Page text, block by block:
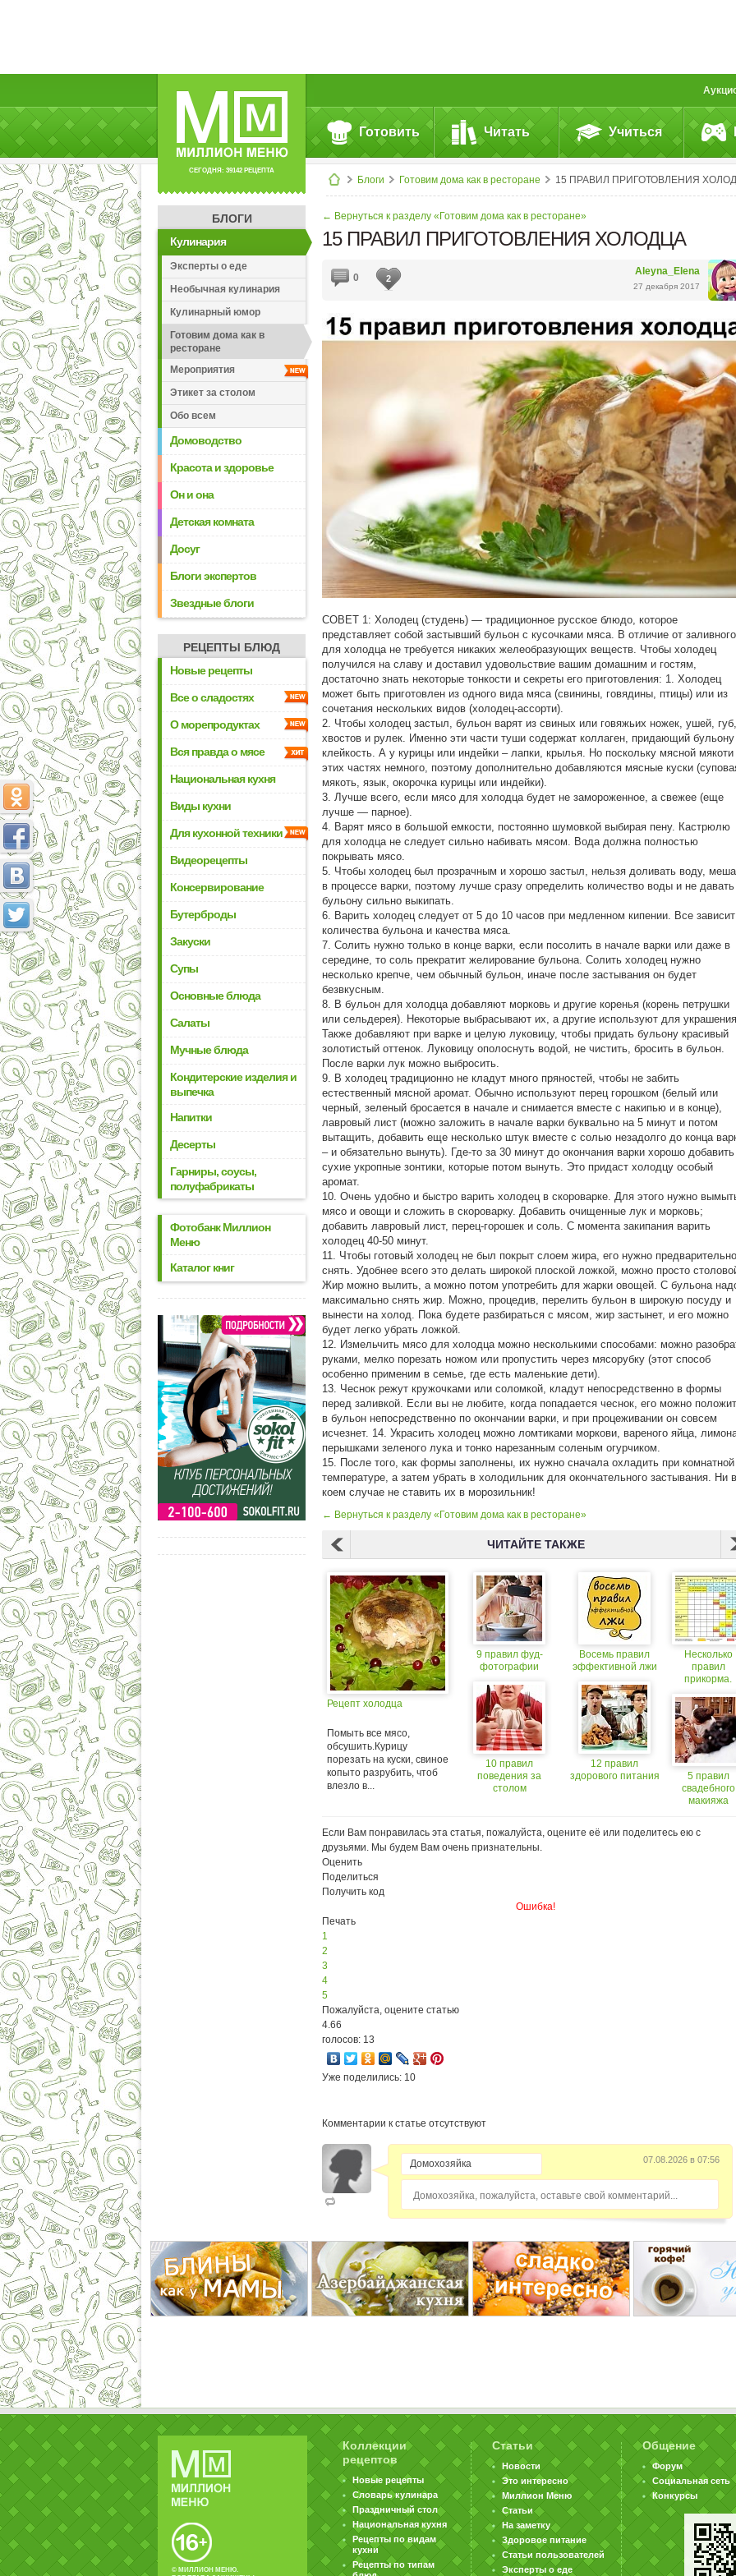
СЕГОДНЯ: 39142 РЕЦЕПТА
Готовить Читать Учиться
Блоги Готовим дома как в ресторане 15 ПРАВИЛ ПРИГОТОВЛЕНИЯ ХОЛОДЦА
БЛОГИ
Кулинария
Эксперты о еде
Необычная кулинария
Кулинарный юмор
Готовим дома как в
ресторане
Мероприятия
Этикет за столом
Обо всем
Домоводство
Красота и здоровье
Он и она
Детская комната
Досуг
Блоги экспертов
Звездные блоги
РЕЦЕПТЫ БЛЮД
Новые рецепты
Все о сладостях
О морепродуктах
Вся правда о мясе
Национальная кухня
Виды кухни
Для кухонной техники
Видеорецепты
Консервирование
Бутерброды
Закуски
Супы
Основные блюда
Салаты
Мучные блюда
Кондитерские изделия и
выпечка
Напитки
Десерты
Гарниры, соусы,
полуфабрикаты
Фотобанк Миллион
Меню
Каталог книг
← Вернуться к разделу «Готовим дома как в ресторане»
15 ПРАВИЛ ПРИГОТОВЛЕНИЯ ХОЛОДЦА
Aleyna_Elena
27 декабря 2017
0 2
СОВЕТ 1: Холодец (студень) — традиционное русское блюдо, которое
представляет собой застывший бульон с кусочками мяса. В отличие от
для холодца не требуется никаких желеобразующих веществ. Чтобы холодец
получился на славу и доставил удовольствие вашим домашним и гостям,
достаточно знать некоторые тонкости и секреты его приготовления: 1. Холодец
может быть приготовлен из одного вида мяса (свинины, говядины, птицы) или из
сочетания нескольких видов (холодец-ассорти).
2. Чтобы холодец застыл, бульон варят из свиных или говяжьих ножек, ушей, губ,
хвостов и рулек. Именно эти части туши содержат коллаген, придающий бульону
клейкость. А у курицы или индейки – лапки, крылья. Но поскольку мясной мякоти
этих частях немного, поэтому дополнительно добавляются мясные куски
мякоть, язык, окорочка курицы или индейки).
3. Лучше всего, если мясо для холодца будет не замороженное, а свежее (еще
лучше — парное).
4. Варят мясо в большой емкости, постоянно шумовкой выбирая пену. Кастрюлю
для холодца не следует сильно набивать мясом. Вода должна полностью
покрывать мясо.
5. Чтобы холодец был прозрачным и хорошо застыл, нельзя доливать воду,
в процессе варки, поэтому лучше сразу определить количество воды и не давать
бульону сильно выкипать.
6. Варить холодец следует от 5 до 10 часов при медленном кипении. Все
количества бульона и качества мяса.
7. Солить нужно только в конце варки, если посолить в начале варки или даже в
середине, то соль прекратит желирование бульона. Солить холодец нужно
несколько крепче, чем обычный бульон, иначе после застывания он будет
безвкусным.
8. В бульон для холодца добавляют морковь и другие коренья (корень петрушки
или сельдерея). Некоторые выбрасывают их, а другие используют для
Также добавляют при варке и целую луковицу, чтобы придать бульону красивый
золотистый оттенок. Луковицу ополоснуть водой, не чистить, бросить в бульон.
После варки лук можно выбросить.
9. В холодец традиционно не кладут много пряностей, чтобы не забить
естественный мясной аромат. Обычно используют перец горошком (белый или
черный, зеленый бросается в начале и снимается вместе с накипью и в конце),
лавровый лист (можно заложить в начале варки буквально на 5 минут и потом
вытащить, добавить еще несколько штук вместе с солью незадолго до конца
– и обязательно вынуть). Где-то за 30 минут до окончания варки хорошо добавить
сухие укропные зонтики, которые потом вынуть. Это придаст холодцу особый
аромат.
10. Очень удобно и быстро варить холодец в скороварке. Для этого нужно
мясо и овощи и сложить в скороварку. Добавить очищенные лук и морковь;
добавить лавровый лист, перец-горошек и соль. С момента закипания варить
холодец 40-50 минут.
11. Чтобы готовый холодец не был покрыт слоем жира, его нужно предварительно
снять. Удобнее всего это делать широкой плоской ложкой, можно просто
Жир можно вылить, а можно потом употребить для жарки овощей. С бульона
максимально снять жир. Можно, процедив, перелить бульон в широкую посуду и
вынести на холод. Пока будете разбираться с мясом, жир застынет, и его можно
будет легко убрать ложкой.
12. Измельчить мясо для холодца можно несколькими способами: можно
руками, мелко порезать ножом или пропустить через мясорубку (этот способ
особенно применим в семье, где есть маленькие дети).
13. Чеснок режут кружочками или соломкой, кладут непосредственно в формы
перед заливкой. Если вы не любите, когда попадается чеснок, его можно
в бульон непосредственно по окончании варки, и при процеживании он совсем
исчезнет. 14. Украсить холодец можно ломтиками моркови, вареного яйца,
перышками зеленого лука и тонко нарезанным соленым огурчиком.
15. После того, как формы заполнены, их нужно сначала охладить при комнатной
температуре, а затем убрать в холодильник для окончательного застывания. Ни в
коем случае не ставить их в морозильник!
← Вернуться к разделу «Готовим дома как в ресторане»
ЧИТАЙТЕ ТАКЖЕ
Рецепт холодца
Помыть все мясо,
обсушить.Курицу
порезать на куски, свиное
копыто разрубить, чтоб
влезло в...
9 правил фуд-
фотографии
10 правил
поведения за
столом
Восемь правил
эффективной лжи
12 правил
здорового питания
Несколько
правил
прикорма.
5 правил
свадебного
макияжа
Если Вам понравилась эта статья, пожалуйста, оцените её или поделитесь ею с
друзьями. Мы будем Вам очень признательны.
Оценить
Поделиться
Получить код
Ошибка!
Печать
1
2
3
4
5
Пожалуйста, оцените статью
4.66
голосов: 13
Уже поделились: 10
Комментарии к статье отсутствуют
07.08.2026 в 07:56
Домохозяйка, пожалуйста, оставьте свой комментарий...
© МИЛЛИОН МЕНЮ.
Коллекции
рецептов
Новые рецепты
Словарь кулинара
Праздничный стол
Национальная кухня
Рецепты по видам
кухни
Рецепты по типам
Статьи
Новости
Это интересно
Миллион Меню
Статьи
На заметку
Здоровое питание
Статьи пользователей
Эксперты о еде
Общение
Форум
Социальная сеть
Конкурсы